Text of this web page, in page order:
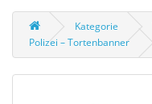
Kategorie
Polizei – Tortenbanner